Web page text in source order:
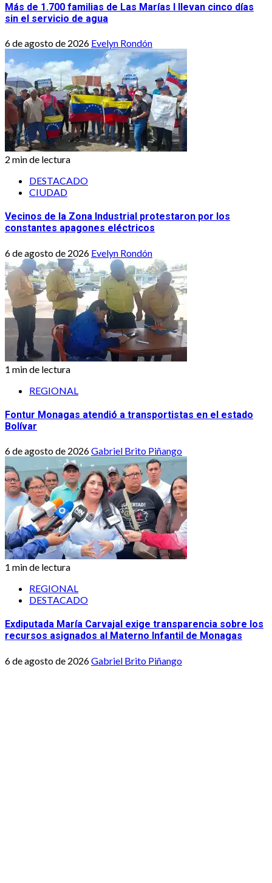
Más de 1.700 familias de Las Marías I llevan cinco días
sin el servicio de agua
6 de agosto de 2026 Evelyn Rondón
2 min de lectura
DESTACADO
CIUDAD
Vecinos de la Zona Industrial protestaron por los
constantes apagones eléctricos
6 de agosto de 2026 Evelyn Rondón
1 min de lectura
REGIONAL
Fontur Monagas atendió a transportistas en el estado
Bolívar
6 de agosto de 2026Gabriel Brito Piñango
1 min de lectura
REGIONAL
DESTACADO
Exdiputada María Carvajal exige transparencia sobre los
recursos asignados al Materno Infantil de Monagas
6 de agosto de 2026Gabriel Brito Piñango